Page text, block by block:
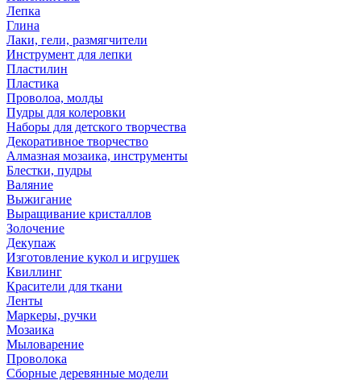
Лепка
Глина
Лаки, гели, размягчители
Инструмент для лепки
Пластилин
Пластика
Проволоа, молды
Пудры для колеровки
Наборы для детского творчества
Декоративное творчество
Алмазная мозаика, инструменты
Блестки, пудры
Валяние
Выжигание
Выращивание кристаллов
Золочение
Декупаж
Изготовление кукол и игрушек
Квиллинг
Красители для ткани
Ленты
Маркеры, ручки
Мозаика
Мыловарение
Проволока
Сборные деревянные модели